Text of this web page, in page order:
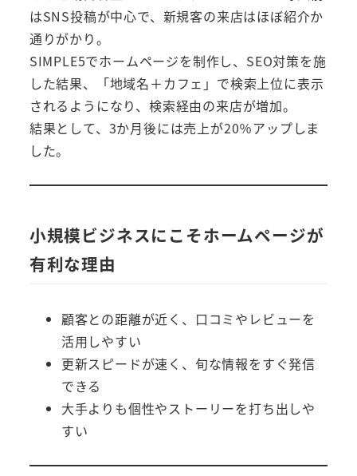
はSNS投稿が中心で、新規客の来店はほぼ紹介か
通りがかり。
SIMPLE5でホームページを制作し、SEO対策を施
した結果、「地域名＋カフェ」で検索上位に表示
されるようになり、検索経由の来店が増加。
結果として、3か月後には売上が20％アップしま
した。
小規模ビジネスにこそホームページが
有利な理由
顧客との距離が近く、口コミやレビューを
活用しやすい
更新スピードが速く、旬な情報をすぐ発信
できる
大手よりも個性やストーリーを打ち出しや
すい